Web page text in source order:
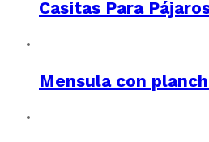
Casitas Para
Mensula con